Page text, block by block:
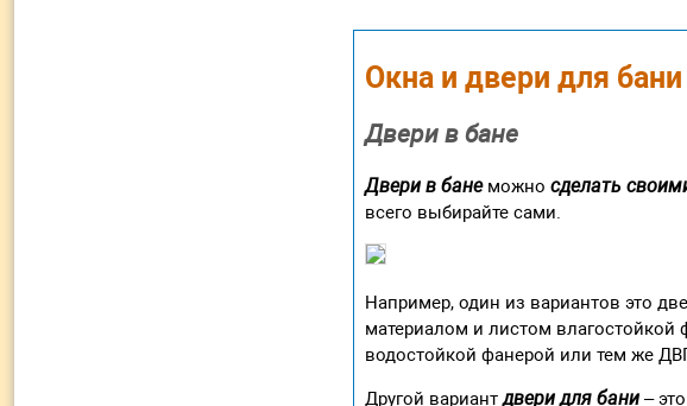
Окна и двери для бани
Двери в бане
Двери в бане можно сделать
всего выбирайте сами.
Например, один из вариантов это
материалом и листом
водостойкой фанерой или тем же
Другой вариантдвери для бани –